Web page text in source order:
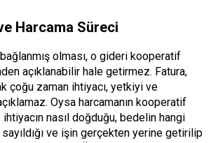
Harcama Süreci
olması, o gideri kooperatif
açıklanabilir hale getirmez. Fatura,
çoğu zaman ihtiyacı, yetkiyi ve
Oysa harcamanın kooperatif
ihtiyacın nasıl doğduğu, bedelin hangi
ve işin gerçekten yerine getirilip